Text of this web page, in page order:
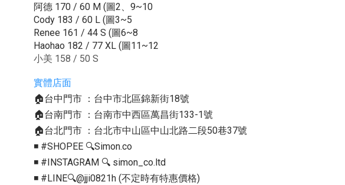
阿德 170 / 60 M (圖2、9~10
Cody 183 / 60 L (圖3~5
Renee 161 / 44 S (圖6~8
Haohao 182 / 77 XL (圖11~12
小美 158 / 50 S
實體店面
🏠台中門市 ：台中市北區錦新街18號
🏠台南門市 ：台南市中西區萬昌街133-1號
🏠台北門市 ：台北市中山區中山北路二段50巷37號
◾️ #SHOPEE 🔍Simon.co
◾️ #INSTAGRAM 🔍 simon_co.ltd
◾️ #LINE🔍@jji0821h (不定時有特惠價格)